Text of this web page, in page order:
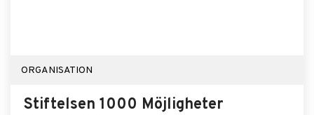
ORGANISATION
Stiftelsen 1000 Möjligheter